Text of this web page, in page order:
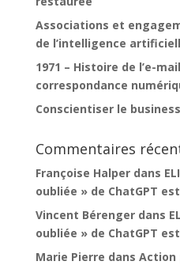
Associations et
de l’intelligence
1971 – Histoire de l’e-
correspondance
Conscientiser le
Commentaires
Françoise Halperdans
oubliée » de ChatGPT
Vincent Bérengerdans
oubliée » de ChatGPT
Marie Pierre dans Action